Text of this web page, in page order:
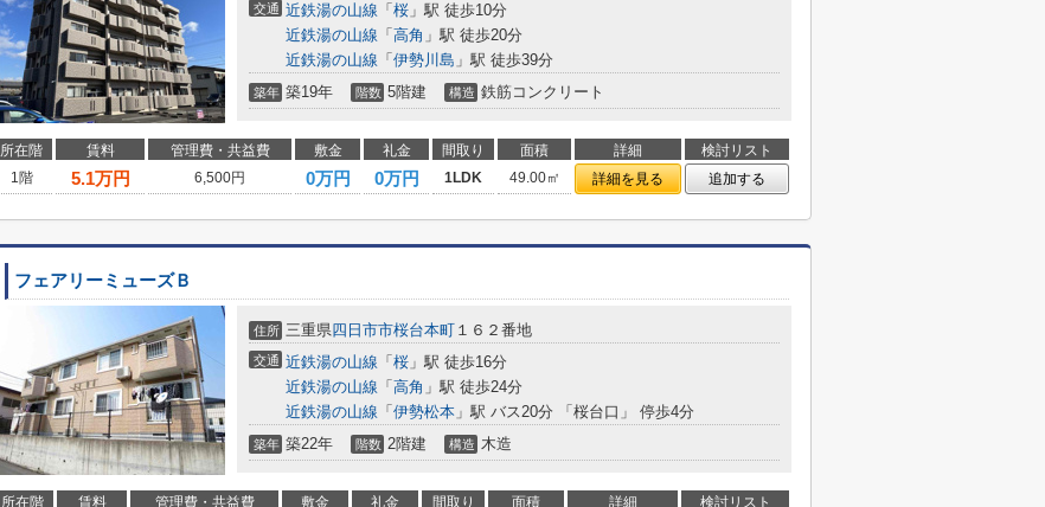
交通 近鉄湯の山線 「 桜 」駅 徒歩10分
近鉄湯の山線 「 高角 」駅 徒歩20分
近鉄湯の山線 「 伊勢川島 」駅 徒歩39分
築年 築19年 階数 5階建 構造 鉄筋コンクリート
所在階 賃料 管理費・共益費 敷金 礼金 間取り 面積 詳細
検討リスト
1階
5.1万円 6,500円 0万円 0万円 1LDK 49.00㎡ 詳細を見る 追加する
フェアリーミューズＢ
住所 三重県四日市市桜台本町 １６２番地
交通 近鉄湯の山線 「 桜 」駅 徒歩16分
近鉄湯の山線 「 高角 」駅 徒歩24分
近鉄湯の山線 「 伊勢松本 」駅 バス20分 「桜台口」 停歩4分
築年 築22年 階数 2階建 構造 木造
所在階 賃料 管理費・共益費 敷金 礼金 間取り 面積 詳細 検討リスト